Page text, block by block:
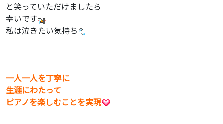
と笑っていただけましたら
幸いです
私は泣きたい気持ち
一人一人を丁寧に
生涯にわたって
ピアノを楽しむことを実現